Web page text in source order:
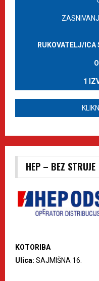
RUKOVATELJ/
1
HEP – BEZ STRUJE
KOTORIBA
Ulica: SAJMIŠNA 16.